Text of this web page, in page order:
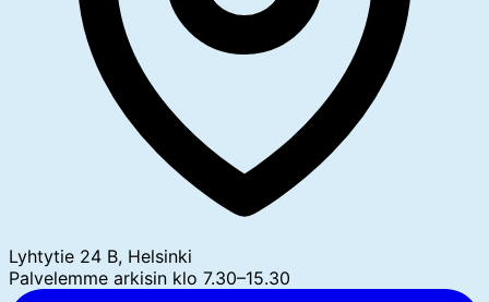
Lyhtytie 24 B, Helsinki
Palvelemme arkisin klo 7.30–15.30